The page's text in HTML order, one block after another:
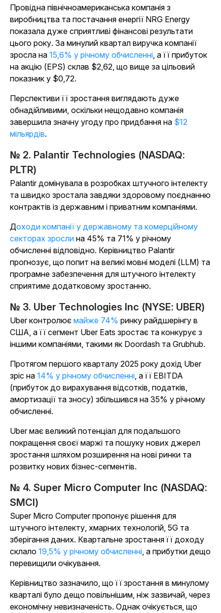
Провідна північноамериканська компанія з
виробництва та постачання енергії NRG Energy
показала дуже сприятливі фінансові результати
цього року. За минулий квартал виручка компанії
зросла на 15,6% у річному обчисленні, а її прибуток
на акцію (EPS) склав $2,62, що вище за цільовий
показник у $0,72.
Перспективи її зростання виглядають дуже
обнадійливими, оскільки нещодавно компанія
завершила значну угоду про придбання на $12
мільярдів.
№ 2. Palantir Technologies (NASDAQ:
PLTR)
Palantir домінувала в розробках штучного інтелекту
та швидко зростала завдяки здоровому поєднанню
контрактів із державним і приватним компаніями.
Доходи компанії у державному та комерційному
секторах зросли на 45% та 71% у річному
обчисленні відповідно. Керівництво Palantir
прогнозує, що попит на великі мовні моделі (LLM) та
програмне забезпечення для штучного інтелекту
сприятиме додатковому зростанню.
№ 3. Uber Technologies Inc (NYSE: UBER)
Uber контролює майже 74% ринку райдшерінгу в
США, а її сегмент Uber Eats зростає та конкурує з
іншими компаніями, такими як Doordash та Grubhub.
Протягом першого кварталу 2025 року дохід Uber
зріс на 14% у річному обчисленні, а її EBITDA
(прибуток до вирахування відсотків, податків,
амортизації та зносу) збільшився на 35% у річному
обчисленні.
Uber має великий потенціал для подальшого
покращення своєї маржі та пошуку нових джерел
зростання шляхом розширення на нові ринки та
розвитку нових бізнес-сегментів.
№ 4. Super Micro Computer Inc (NASDAQ:
SMCI)
Super Micro Computer пропонує рішення для
штучного інтелекту, хмарних технологій, 5G та
зберігання даних. Квартальне зростання її доходу
склало 19,5% у річному обчисленні, а прибутки дещо
перевищили очікування.
Керівництво зазначило, що її зростання в минулому
кварталі було дещо повільнішим, ніж зазвичай, через
економічну невизначеність. Однак очікується, що